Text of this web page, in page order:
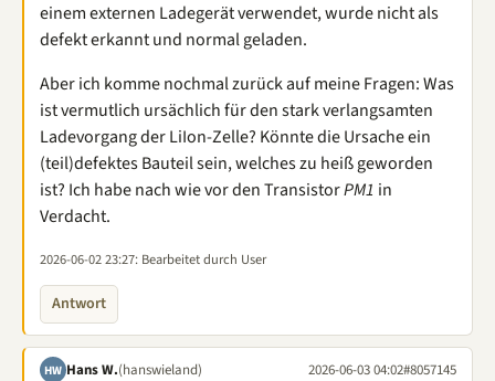
einem externen Ladegerät verwendet, wurde nicht als
defekt erkannt und normal geladen.
Aber ich komme nochmal zurück auf meine Fragen: Was
ist vermutlich ursächlich für den stark verlangsamten
Ladevorgang der LiIon-Zelle? Könnte die Ursache ein
(teil)defektes Bauteil sein, welches zu heiß geworden
ist? Ich habe nach wie vor den TransistorPM1 in
Verdacht.
2026-06-02 23:27: Bearbeitet durch User
Antwort
HW Hans W.(hanswieland) 2026-06-03 04:02#8057145